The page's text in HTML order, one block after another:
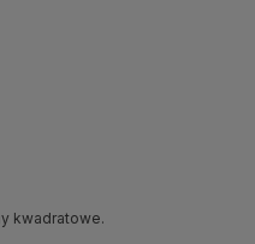
kwadratowe.